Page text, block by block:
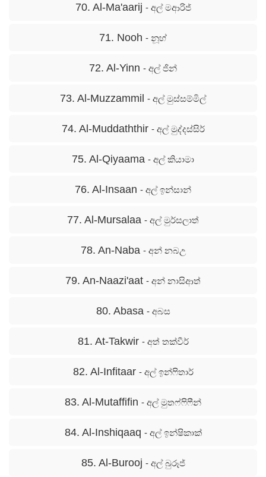
70. Al-Ma'aarij - අල් මආරිජ්
71. Nooh - නූහ්
72. Al-Yinn - අල් ජින්
73. Al-Muzzammil - අල් මුස්සම්මිල්
74. Al-Muddaththir - අල් මුද්දස්සිර්
75. Al-Qiyaama - අල් කියාමා
76. Al-Insaan - අල් ඉන්සාන්
77. Al-Mursalaa - අල් මුර්සලාත්
78. An-Naba - අන් නබඋ
79. An-Naazi'aat - අන් නාසිආත්
80. Abasa - අබස
81. At-Takwir - අත් තක්වීර්
82. Al-Infitaar - අල් ඉන්ෆිතාර්
83. Al-Mutaffifin - අල් මුතෆ්ෆිෆීන්
84. Al-Inshiqaaq - අල් ඉන්ෂිකාක්
85. Al-Burooj - අල් බුරූජ්